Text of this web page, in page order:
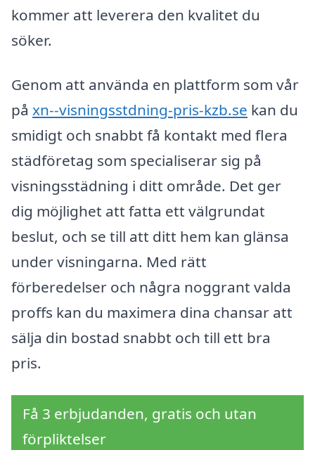
kommer att leverera den kvalitet du
söker.
Genom att använda en plattform som vår
på xn--visningsstdning-pris-kzb.se kan du
smidigt och snabbt få kontakt med flera
städföretag som specialiserar sig på
visningsstädning i ditt område. Det ger
dig möjlighet att fatta ett välgrundat
beslut, och se till att ditt hem kan glänsa
under visningarna. Med rätt
förberedelser och några noggrant valda
proffs kan du maximera dina chansar att
sälja din bostad snabbt och till ett bra
pris.
Få 3 erbjudanden, gratis och utan
förpliktelser